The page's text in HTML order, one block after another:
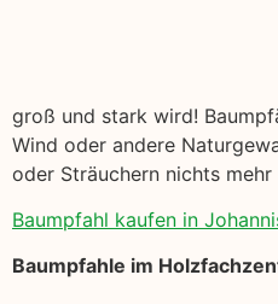
groß und stark wird!
Wind oder andere
oder Sträuchern nichts mehr
Baumpfahl kaufen in
Baumpfahle im